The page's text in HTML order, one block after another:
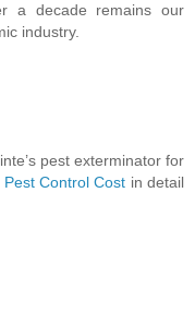
a decade remains our
industry.
pest exterminator for
Pest Control Cost in detail